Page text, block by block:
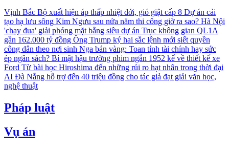
Vịnh Bắc Bộ xuất hiện áp thấp nhiệt đới, gió giật cấp 8 Dự án cải
tạo hạ lưu sông Kim Ngưu sau nửa năm thi công giờ ra sao? Hà Nội
'chạy đua' giải phóng mặt bằng siêu dự án Trục không gian QL1A
gần 162.000 tỷ đồng Ông Trump ký hai sắc lệnh mới siết quyền
công dân theo nơi sinh Nga bán vàng: Toan tính tài chính hay sức
ép ngân sách? Bí mật hậu trường phim ngắn 1952 kể về thiết kế xe
Ford Từ bài học Hiroshima đến những rủi ro hạt nhân trong thời đại
AI Đà Nẵng hỗ trợ đến 40 triệu đồng cho tác giả đạt giải văn học,
nghệ thuật
Pháp luật
Vụ án